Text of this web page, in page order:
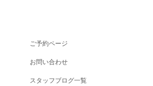
ご予約ページ
お問い合わせ
スタッフブログ一覧